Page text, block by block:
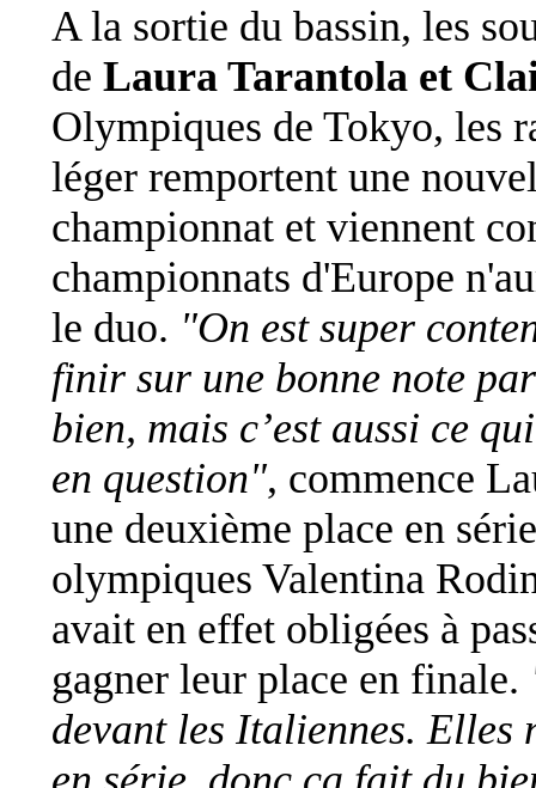
A la sortie du bassin, les
de Laura Tarantola et
Olympiques de Tokyo, les
léger remportent une
championnat et viennent
championnats d'Europe
le duo. "On est super
finir sur une bonne note
bien, mais c’est aussi ce
en question", commence
une deuxième place en
olympiques Valentina
avait en effet obligées à
gagner leur place en finale.
devant les Italiennes. Elles